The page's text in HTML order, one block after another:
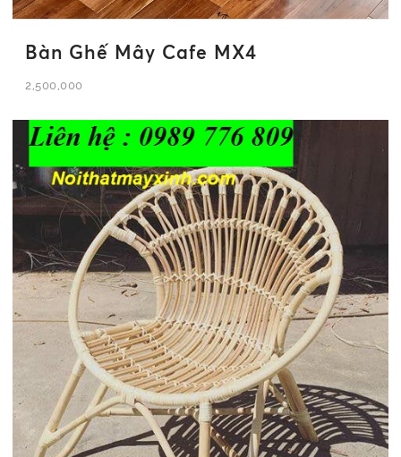
Bàn Ghế Mây Cafe MX4
2,500,000